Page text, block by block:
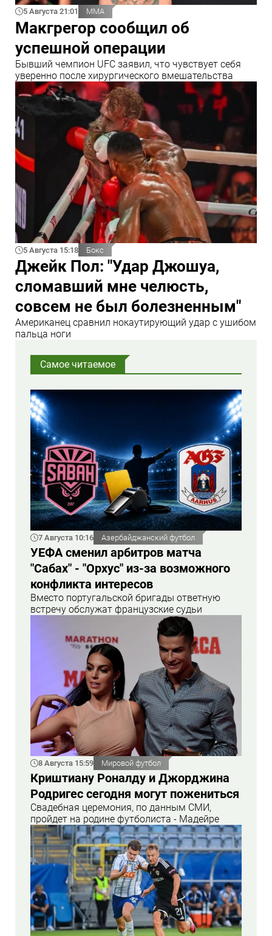
5 Августа 21:01 ММА
Макгрегор сообщил об
успешной операции
Бывший чемпион UFC заявил, что чувствует себя
уверенно после хирургического вмешательства
5 Августа 15:18 Бокс
Джейк Пол: "Удар Джошуа,
сломавший мне челюсть,
совсем не был болезненным"
Американец сравнил нокаутирующий удар с ушибом
пальца ноги
Самое читаемое
7 Августа 10:16 Азербайджанский футбол
УЕФА сменил арбитров матча
"Сабах" - "Орхус" из-за возможного
конфликта интересов
Вместо португальской бригады ответную
встречу обслужат французские судьи
8 Августа 15:59 Мировой футбол
Криштиану Роналду и Джорджина
Родригес сегодня могут пожениться
Свадебная церемония, по данным СМИ,
пройдет на родине футболиста - Мадейре